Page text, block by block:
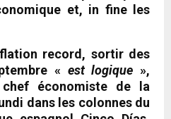
et, in fine les
record, sortir des
« est logique »,
économiste de la
dans les colonnes du